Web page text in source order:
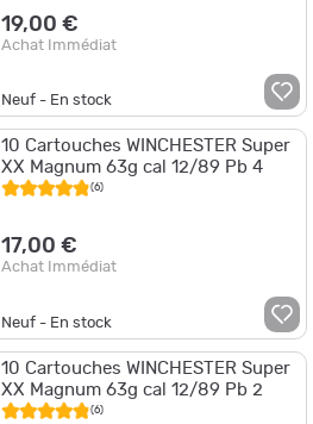
19,00 €
Achat Immédiat
Neuf - En stock
10 Cartouches WINCHESTER Super
XX Magnum 63g cal 12/89 Pb 4
(6)
17,00 €
Achat Immédiat
Neuf - En stock
10 Cartouches WINCHESTER Super
XX Magnum 63g cal 12/89 Pb 2
(6)